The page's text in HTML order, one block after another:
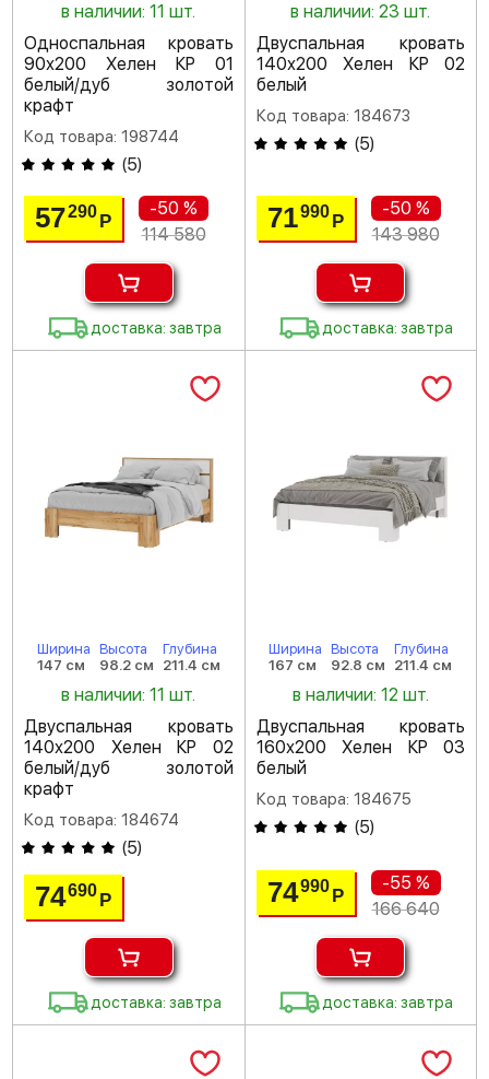
в наличии: 11 шт.
Односпальная кровать
90х200 Хелен КР 01
белый/дуб золотой
крафт
Код товара: 198744
(5)
57290Р
-50 %
114 580
доставка: завтра
в наличии: 23 шт.
Двуспальная кровать
140х200 Хелен КР 02
белый
Код товара: 184673
(5)
71990 Р
-50 %
143 980
доставка: завтра
Ширина
147 см
Высота
98.2 см
Глубина
211.4 см
в наличии: 11 шт.
Двуспальная кровать
140х200 Хелен КР 02
белый/дуб золотой
крафт
Код товара: 184674
(5)
74690Р
доставка: завтра
Ширина
167 см
Высота
92.8 см
Глубина
211.4 см
в наличии: 12 шт.
Двуспальная кровать
160х200 Хелен КР 03
белый
Код товара: 184675
(5)
74990 Р
-55 %
166 640
доставка: завтра